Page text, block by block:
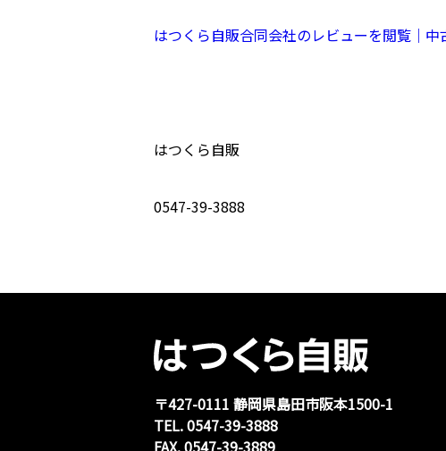
はつくら自販合同会社のレビューを閲覧｜
はつくら自販
0547-39-3888
〒427-0111 静岡県島⽥市阪本1500-1
TEL. 0547-39-3888
FAX. 0547-39-3889